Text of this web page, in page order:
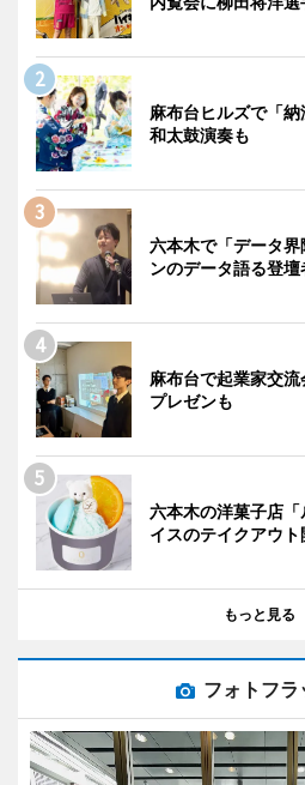
麻布台ヒルズで「
和太鼓演奏も
六本木で「データ
ンのデータ語る登壇
麻布台で起業家交
プレゼンも
六本木の洋菓子店
イスのテイクアウト
もっと見る
フォトフラ